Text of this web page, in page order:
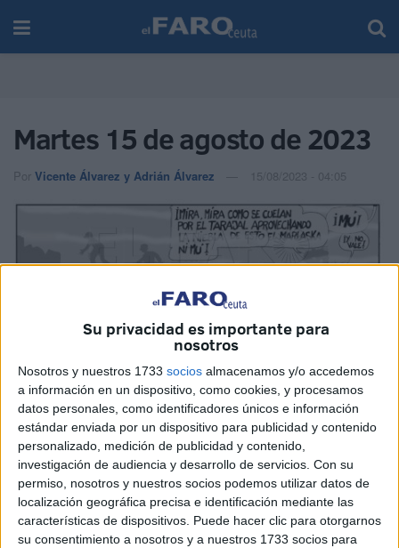
Su privacidad es importante para
nosotros
Nosotros y nuestros 1733 socios almacenamos y/o accedemos
a información en un dispositivo, como cookies, y procesamos
datos personales, como identificadores únicos e información
estándar enviada por un dispositivo para publicidad y contenido
personalizado, medición de publicidad y contenido,
investigación de audiencia y desarrollo de servicios. Con su
permiso, nosotros y nuestros socios podemos utilizar datos de
localización geográfica precisa e identificación mediante las
características de dispositivos. Puede hacer clic para otorgarnos
su consentimiento a nosotros y a nuestros 1733 socios para
Martes 15 de agosto de 2023
Por Vicente Álvarez y Adrián Álvarez 15/08/2023 - 04:05
RelatedPosts
Qué pena, qué pena
HACE 2 HORAS
Defender a Ceuta, está por encima de las
siglas